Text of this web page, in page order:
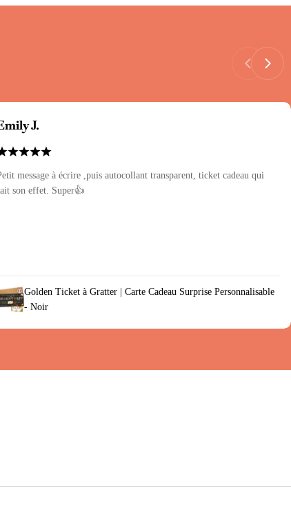
J.
message à écrire ,puis autocollant transparent, ticket cadeau qui
son effet. Super👍
Golden Ticket à Gratter | Carte Cadeau Surprise Personnalisable
- Noir